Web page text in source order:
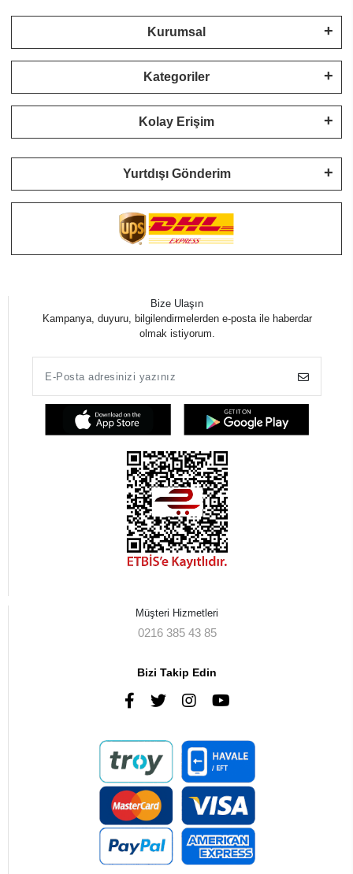
Kurumsal
Kategoriler
Kolay Erişim
Yurtdışı Gönderim
Bize Ulaşın
Kampanya, duyuru, bilgilendirmelerden e-posta ile haberdar
olmak istiyorum.
Müşteri Hizmetleri
0216 385 43 85
Bizi Takip Edin